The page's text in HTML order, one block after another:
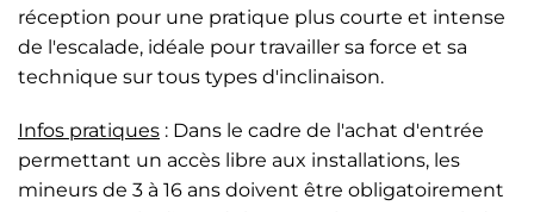
réception pour une pratique plus courte et intense
de l'escalade, idéale pour travailler sa force et sa
technique sur tous types d'inclinaison.
Infos pratiques : Dans le cadre de l'achat d'entrée
permettant un accès libre aux installations, les
mineurs de 3 à 16 ans doivent être obligatoirement